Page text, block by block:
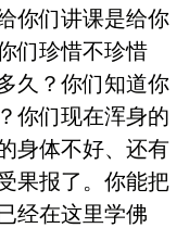
你们讲课是给你
们珍惜不珍惜
久？你们知道你
你们现在浑身的
身体不好、还有
果报了。你能把
经在这里学佛